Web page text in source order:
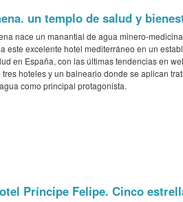
un templo de salud y
nace un manantial de agua minero-
este excelente hotel mediterráneo en un
en España, con las últimas tendencias en
hoteles y un balneario donde se aplican
como principal protagonista.
Príncipe Felipe. Cinco